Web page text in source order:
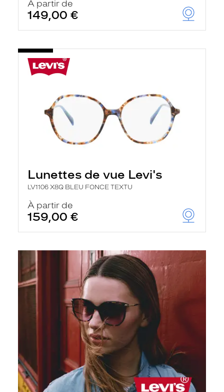
À partir de
149,00 €
Lunettes de vue Levi's
LV1106 X8Q BLEU FONCE TEXTU
À partir de
159,00 €